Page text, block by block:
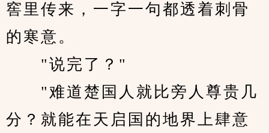
窖里传来，一字一句都透着刺骨
的寒意。
"说完了？"
"难道楚国人就比旁人尊贵几
分？就能在天启国的地界上肆意